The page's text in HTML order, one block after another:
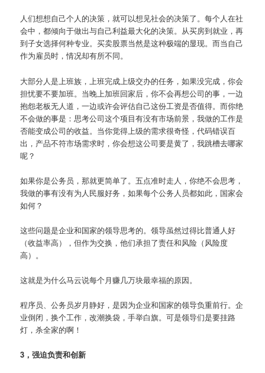
人们想想自己个人的决策，就可以想见社会的决策了。每个人在社
会中，都倾向于做出与自己利益最大化的决策。从买房到就业，再
到子女选择何种专业。买卖股票当然是这种极端的显现。而当自己
作为雇员时，情况却有所不同。
大部分人是上班族，上班完成上级交办的任务，如果没完成，你会
担忧要不要加班。当晚上加班回家后，你不会再想公司的事，一边
抱怨老板无人道，一边或许会评估自己这份工资是否值得。而你绝
不会做的事是：思考公司这个项目有没有市场前景，我做的工作是
否能变成公司的收益。当你觉得上级的需求很奇怪，代码错误百
出，产品不符市场需求时，你会想这公司要是黄了，我跳槽去哪家
呢？
如果你是公务员，那就更简单了。五点准时走人，你绝不会思考，
我做的事有没有为人民服好务，如果每个公务人员都如此，国家会
如何？
这些问题是企业和国家的领导思考的。领导虽然过得比普通人好
（收益率高），但作为交换，他们承担了责任和风险（风险度
高）。
这就是为什么马云说每个月赚几万块最幸福的原因。
程序员、公务员岁月静好，是因为企业和国家的领导负重前行。企
业倒闭，换个工作，改潮换袋，手举白旗。可是领导们是要挂路
灯，杀全家的啊！
3，强迫负责和创新